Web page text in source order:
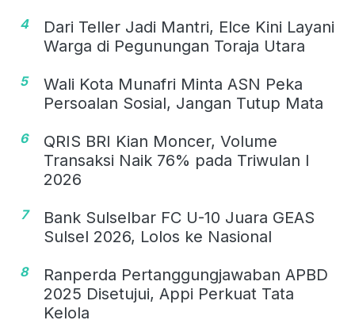
4
Dari Teller Jadi Mantri, Elce Kini Layani
Warga di Pegunungan Toraja Utara
5
Wali Kota Munafri Minta ASN Peka
Persoalan Sosial, Jangan Tutup Mata
6
QRIS BRI Kian Moncer, Volume
Transaksi Naik 76% pada Triwulan I
2026
7
Bank Sulselbar FC U-10 Juara GEAS
Sulsel 2026, Lolos ke Nasional
8
Ranperda Pertanggungjawaban APBD
2025 Disetujui, Appi Perkuat Tata
Kelola